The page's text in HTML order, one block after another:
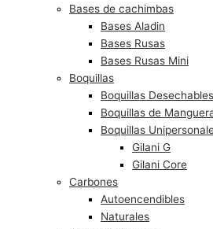
Bases de cachimbas
Bases Aladin
Bases Rusas
Bases Rusas Mini
Boquillas
Boquillas Desechables
Boquillas de
Boquillas
Gilani G
Gilani Core
Carbones
Autoencendibles
Naturales